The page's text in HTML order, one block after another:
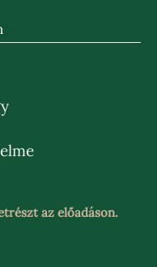
az előadáson.